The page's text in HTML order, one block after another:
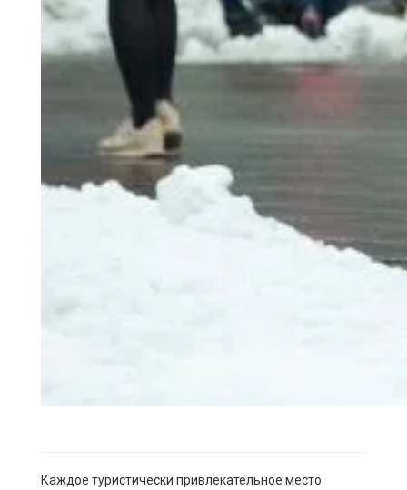
Каждое туристически привлекательное место